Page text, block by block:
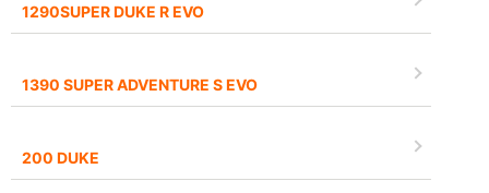
1290SUPER DUKE R EVO
1390 SUPER ADVENTURE S EVO
200 DUKE